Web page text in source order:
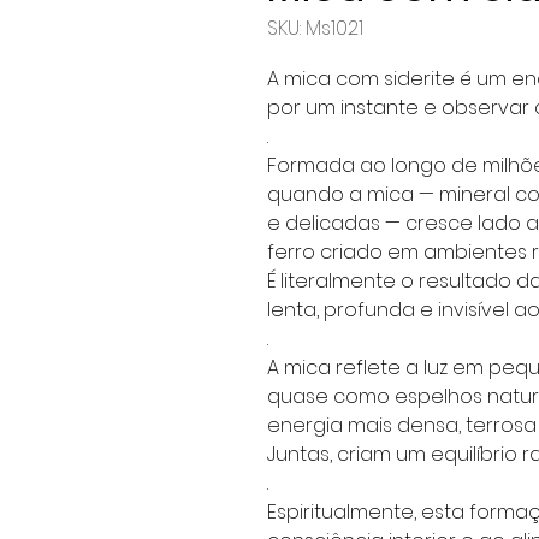
SKU: Ms1021
A mica com siderite é um
por um instante e observar
.
Formada ao longo de
quando a mica — mineral
e delicadas — cresce lado
ferro criado em ambientes
É literalmente o resultado
lenta, profunda e invisível
.
A mica reflete a luz em
quase como espelhos
energia mais densa,
Juntas, criam um equilíbrio
.
Espiritualmente, esta